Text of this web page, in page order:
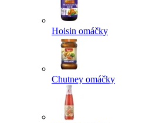
Hoisin omáčky
Chutney omáčky